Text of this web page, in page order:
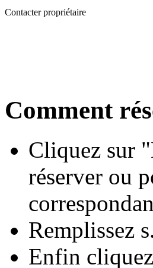
Contacter propriétaire
Comment
Cliquez sur
réserver ou
Remplissez
Enfin